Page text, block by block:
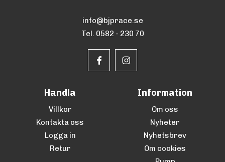
info@bjprace.se
Tel. 0582 - 230 70
Handla
Villkor
Kontakta oss
Logga in
Retur
Information
Om oss
Nyheter
Nyhetsbrev
Om cookies